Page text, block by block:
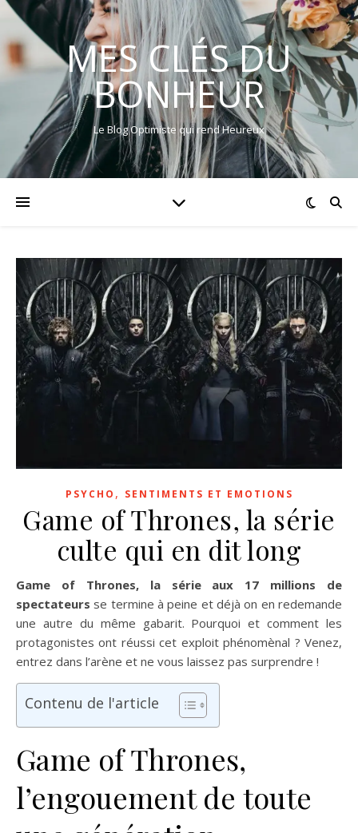
MES CLÉS DU
BONHEUR
Le Blog Optimiste qui rend Heureux
PSYCHO , SENTIMENTS ET EMOTIONS
Game of Thrones, la série
culte qui en dit long
Game of Thrones, la série aux 17 millions de
spectateurs se termine à peine et déjà on en redemande
une autre du même gabarit. Pourquoi et comment les
protagonistes ont réussi cet exploit phénomènal ? Venez,
entrez dans l’arène et ne vous laissez pas surprendre !
Contenu de l'article
Game of Thrones,
l’engouement de toute